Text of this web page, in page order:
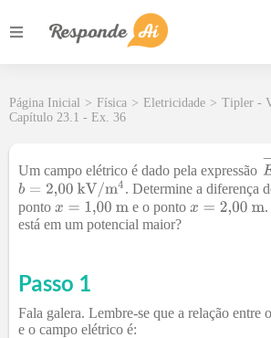
Página Inicial > Física > Eletricidade > Tipler -
Capítulo 23.1 - Ex. 36
Um campo elétrico é dado pela expressão
. Determine a diferença
ponto
e o ponto
está em um potencial maior?
Passo 1
Fala galera. Lembre-se que a relação entre
e o campo elétrico é: